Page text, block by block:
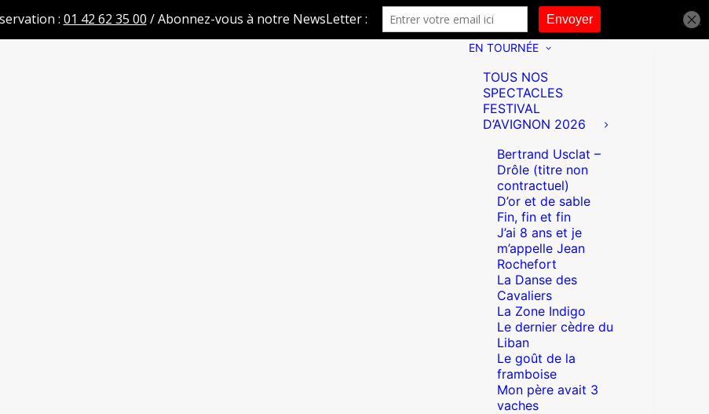
EN TOURNÉE
TOUS NOS
SPECTACLES
FESTIVAL
D’AVIGNON 2026
Bertrand Usclat –
Drôle (titre non
contractuel)
D’or et de sable
Fin, fin et fin
J’ai 8 ans et je
m’appelle Jean
Rochefort
La Danse des
Cavaliers
La Zone Indigo
Le dernier cèdre du
Liban
Le goût de la
framboise
Mon père avait 3
vaches